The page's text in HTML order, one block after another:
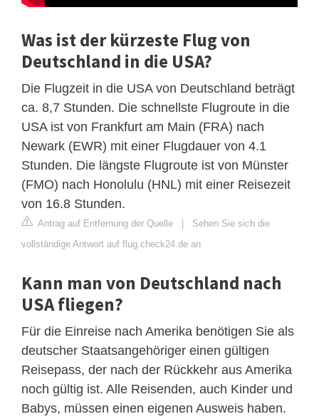
Was ist der kürzeste Flug von
Deutschland in die USA?
Die Flugzeit in die USA von Deutschland beträgt
ca. 8,7 Stunden. Die schnellste Flugroute in die
USA ist von Frankfurt am Main (FRA) nach
Newark (EWR) mit einer Flugdauer von 4.1
Stunden. Die längste Flugroute ist von Münster
(FMO) nach Honolulu (HNL) mit einer Reisezeit
von 16.8 Stunden.
Antrag auf Entfernung der Quelle | Sehen Sie sich die
vollständige Antwort auf flug.check24.de an
Kann man von Deutschland nach
USA fliegen?
Für die Einreise nach Amerika benötigen Sie als
deutscher Staatsangehöriger einen gültigen
Reisepass, der nach der Rückkehr aus Amerika
noch gültig ist. Alle Reisenden, auch Kinder und
Babys, müssen einen eigenen Ausweis haben.